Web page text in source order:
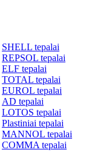
SHELL tepalai
REPSOL tepalai
ELF tepalai
TOTAL tepalai
EUROL tepalai
AD tepalai
LOTOS tepalai
Plastiniai tepalai
MANNOL tepalai
COMMA tepalai